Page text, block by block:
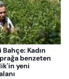
Kadın
benzeten
yeni